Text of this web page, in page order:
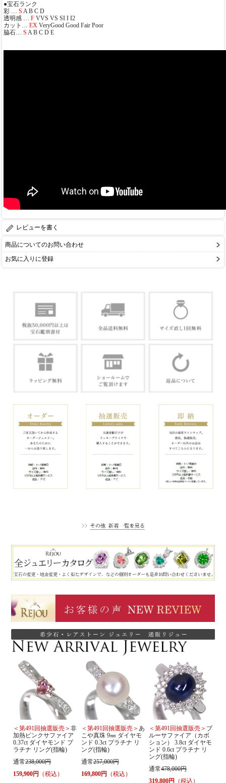
●宝石ランク
彩 … S A B C D
透明感 … F VVS VS SI I I2
カット… EX VeryGood Good Fair Poor
脇石… S A B C D E
レビューを書く
商品についてのお問い合わせ
お気に入りに登録
＜第491回抽選販売＞非
加熱ピンクサファイア
0.37ct ダイヤモンド プ
ラチナ リング(指輪)
通常238,000円
159,900円 （税込）
＜第491回抽選販売＞ あ
こや真珠 9㎜ ダイヤモ
ンド 0.3ct プラチナ リ
ング(指輪)
通常257,000円
169,800円 （税込）
＜第491回抽選販売＞ ブ
ルーサファイア（カボ
ション） 3.8ct ダイヤモ
ンド 0.6ct プラチナ リ
ング(指輪)
通常478,000円
319,800円 （税込）